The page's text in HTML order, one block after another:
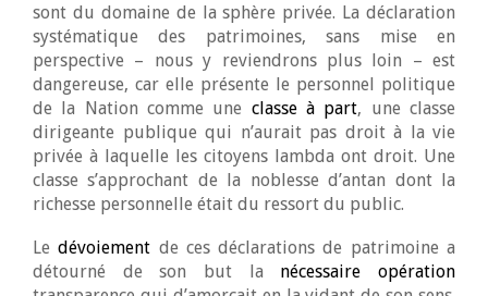
sont du domaine de la sphère privée. La déclaration
systématique des patrimoines, sans mise en
perspective – nous y reviendrons plus loin – est
dangereuse, car elle présente le personnel politique
de la Nation comme une classe à part, une classe
dirigeante publique qui n’aurait pas droit à la vie
privée à laquelle les citoyens lambda ont droit. Une
classe s’approchant de la noblesse d’antan dont la
richesse personnelle était du ressort du public.
Ledévoiement de ces déclarations de patrimoine a
détourné de son but la nécessaire opération